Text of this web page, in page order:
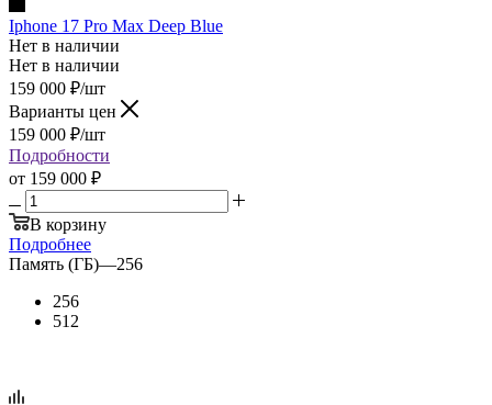
Iphone 17 Pro Max Deep Blue
Нет в наличии
Нет в наличии
159 000 ₽/шт
Варианты цен
159 000 ₽/шт
Подробности
от 159 000 ₽
В корзину
Подробнее
Память (ГБ)—256
256
512